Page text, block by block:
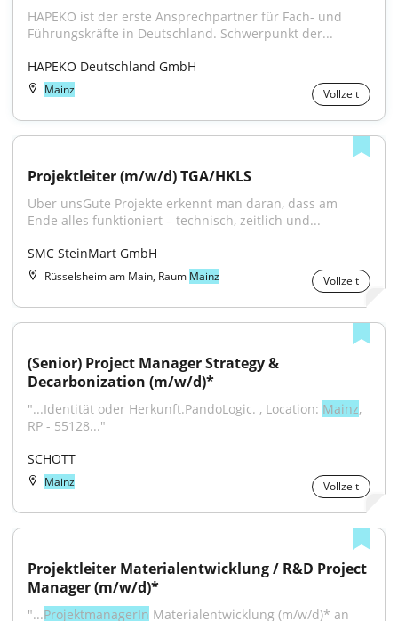
HAPEKO ist der erste Ansprechpartner für Fach- und
Führungskräfte in Deutschland. Schwerpunkt der...
HAPEKO Deutschland GmbH
Mainz Vollzeit
Projektleiter (m/w/d) TGA/HKLS
Über unsGute Projekte erkennt man daran, dass am
Ende alles funktioniert – technisch, zeitlich und...
SMC SteinMart GmbH
Rüsselsheim am Main, Raum Mainz Vollzeit
(Senior) Project Manager Strategy &
Decarbonization (m/w/d)*
"...Identität oder Herkunft.PandoLogic. , Location: Mainz,
RP - 55128..."
SCHOTT
Mainz Vollzeit
Projektleiter Materialentwicklung / R&D Project
Manager (m/w/d)*
"...ProjektmanagerIn Materialentwicklung (m/w/d)* an